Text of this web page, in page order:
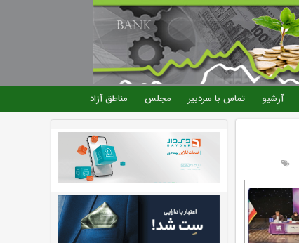
آرشیو تماس با سردبیر مجلس مناطق آزاد